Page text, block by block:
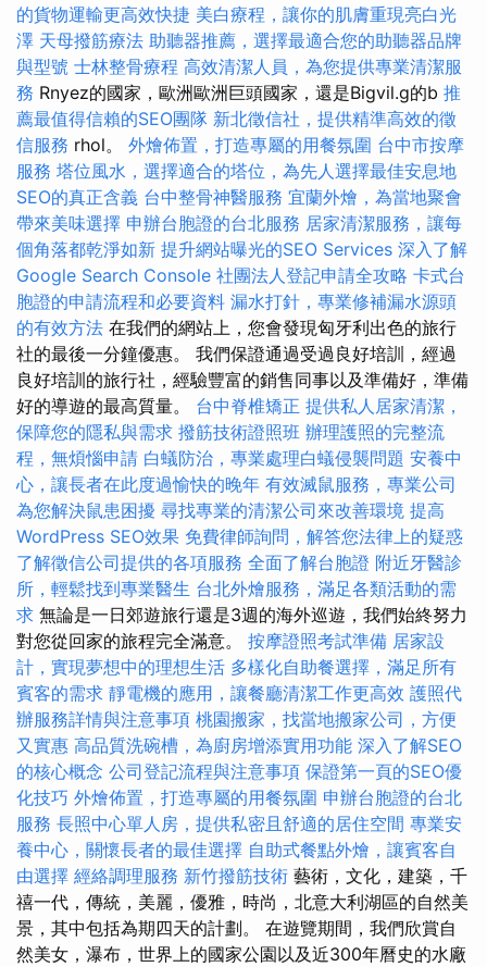
的貨物運輸更高效快捷 美白療程，讓你的肌膚重現亮白光
澤 天母撥筋療法 助聽器推薦，選擇最適合您的助聽器品牌
與型號 士林整骨療程 高效清潔人員，為您提供專業清潔服
務 Rnyez的國家，歐洲歐洲巨頭國家，還是Bigvil.g的b 推
薦最值得信賴的SEO團隊 新北徵信社，提供精準高效的徵
信服務 rhol。 外燴佈置，打造專屬的用餐氛圍 台中市按摩
服務 塔位風水，選擇適合的塔位，為先人選擇最佳安息地
SEO的真正含義 台中整骨神醫服務 宜蘭外燴，為當地聚會
帶來美味選擇 申辦台胞證的台北服務 居家清潔服務，讓每
個角落都乾淨如新 提升網站曝光的SEO Services 深入了解
Google Search Console 社團法人登記申請全攻略 卡式台
胞證的申請流程和必要資料 漏水打針，專業修補漏水源頭
的有效方法 在我們的網站上，您會發現匈牙利出色的旅行
社的最後一分鐘優惠。 我們保證通過受過良好培訓，經過
良好培訓的旅行社，經驗豐富的銷售同事以及準備好，準備
好的導遊的最高質量。 台中脊椎矯正 提供私人居家清潔，
保障您的隱私與需求 撥筋技術證照班 辦理護照的完整流
程，無煩惱申請 白蟻防治，專業處理白蟻侵襲問題 安養中
心，讓長者在此度過愉快的晚年 有效滅鼠服務，專業公司
為您解決鼠患困擾 尋找專業的清潔公司來改善環境 提高
WordPress SEO效果 免費律師詢問，解答您法律上的疑惑
了解徵信公司提供的各項服務 全面了解台胞證 附近牙醫診
所，輕鬆找到專業醫生 台北外燴服務，滿足各類活動的需
求 無論是一日郊遊旅行還是3週的海外巡遊，我們始終努力
對您從回家的旅程完全滿意。 按摩證照考試準備 居家設
計，實現夢想中的理想生活 多樣化自助餐選擇，滿足所有
賓客的需求 靜電機的應用，讓餐廳清潔工作更高效 護照代
辦服務詳情與注意事項 桃園搬家，找當地搬家公司，方便
又實惠 高品質洗碗槽，為廚房增添實用功能 深入了解SEO
的核心概念 公司登記流程與注意事項 保證第一頁的SEO優
化技巧 外燴佈置，打造專屬的用餐氛圍 申辦台胞證的台北
服務 長照中心單人房，提供私密且舒適的居住空間 專業安
養中心，關懷長者的最佳選擇 自助式餐點外燴，讓賓客自
由選擇 經絡調理服務 新竹撥筋技術 藝術，文化，建築，千
禧一代，傳統，美麗，優雅，時尚，北意大利湖區的自然美
景，其中包括為期四天的計劃。 在遊覽期間，我們欣賞自
然美女，瀑布，世界上的國家公園以及近300年曆史的水廠